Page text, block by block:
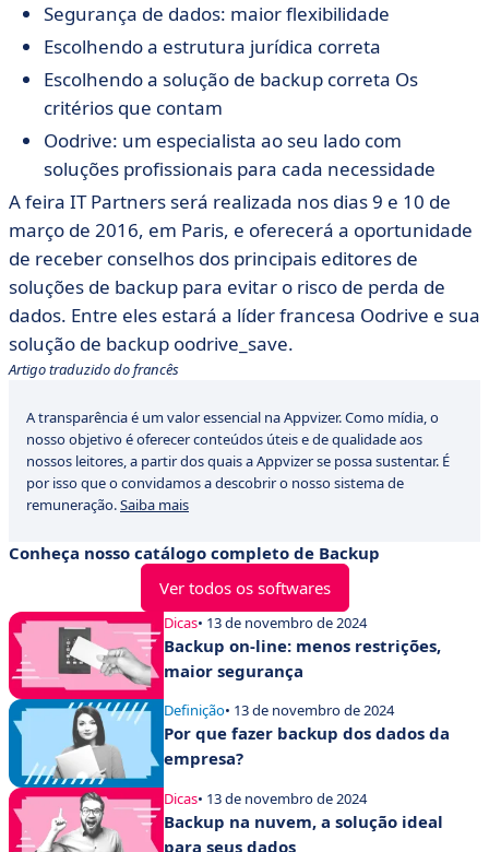
Segurança de dados: maior flexibilidade
Escolhendo a estrutura jurídica correta
Escolhendo a solução de backup correta Os
critérios que contam
Oodrive: um especialista ao seu lado com
soluções profissionais para cada necessidade
A feira IT Partners será realizada nos dias 9 e 10 de
março de 2016, em Paris, e oferecerá a oportunidade
de receber conselhos dos principais editores de
soluções de backup para evitar o risco de perda de
dados. Entre eles estará a líder francesa Oodrive e sua
solução de backup oodrive_save.
Artigo traduzido do francês
A transparência é um valor essencial na Appvizer. Como mídia, o
nosso objetivo é oferecer conteúdos úteis e de qualidade aos
nossos leitores, a partir dos quais a Appvizer se possa sustentar. É
por isso que o convidamos a descobrir o nosso sistema de
remuneração.Saiba mais
Conheça nosso catálogo completo de Backup
Ver todos os softwares
Dicas• 13 de novembro de 2024
Backup on-line: menos restrições,
maior segurança
Definição• 13 de novembro de 2024
Por que fazer backup dos dados da
empresa?
Dicas• 13 de novembro de 2024
Backup na nuvem, a solução ideal
para seus dados